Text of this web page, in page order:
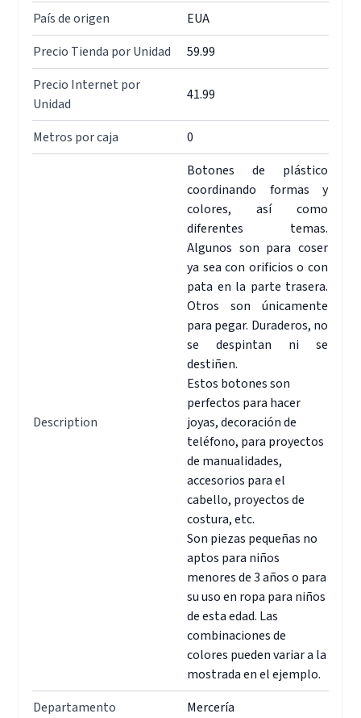
País de origen
EUA
Precio Tienda por Unidad
59.99
Precio Internet por
Unidad
41.99
Metros por caja 0
Description
Botones de plástico
coordinando formas y
colores, así como
diferentes temas.
Algunos son para coser
ya sea con orificios o con
pata en la parte trasera.
Otros son únicamente
para pegar. Duraderos, no
se despintan ni se
destiñen.
Estos botones son
perfectos para hacer
joyas, decoración de
teléfono, para proyectos
de manualidades,
accesorios para el
cabello, proyectos de
costura, etc.
Son piezas pequeñas no
aptos para niños
menores de 3 años o para
su uso en ropa para niños
de esta edad. Las
combinaciones de
colores pueden variar a la
mostrada en el ejemplo.
Departamento
Mercería